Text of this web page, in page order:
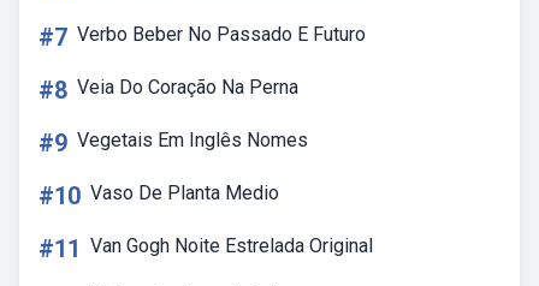
#7 Verbo Beber No Passado E Futuro
#8 Veia Do Coração Na Perna
#9 Vegetais Em Inglês Nomes
#10 Vaso De Planta Medio
#11 Van Gogh Noite Estrelada Original